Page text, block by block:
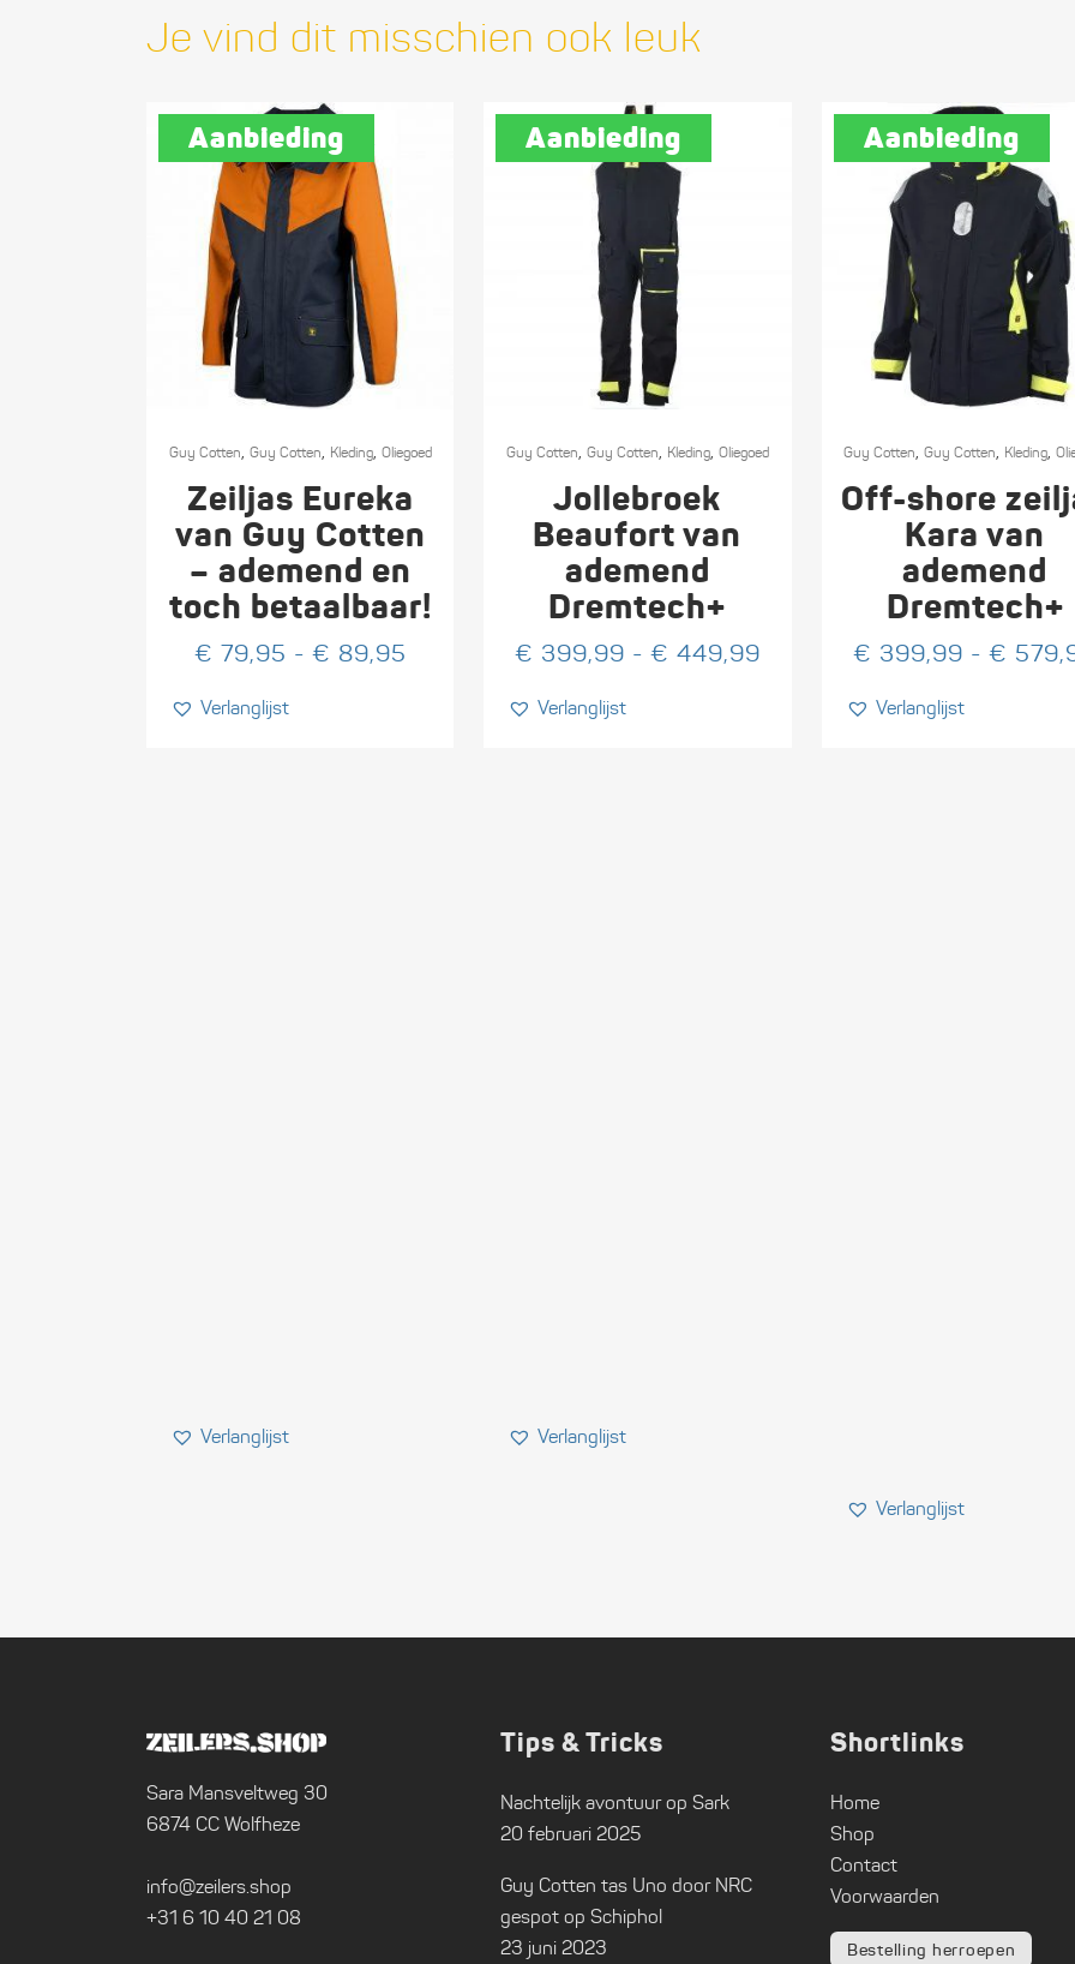
Je vind dit misschien ook leuk
Aanbieding
product
heeft
meerdere
variaties.
optie
worden
Guy Cotten, Guy Cotten, Kleding, Oliegoed
Zeiljas Eureka
van Guy Cotten
– ademend en
toch betaalbaar!
€ 79,95 - € 89,95 Prijsklasse:
Verlanglijst
Aanbieding
product
meerdere
variaties.
worden
Guy Cotten, Guy Cotten, Kleding, Oliegoed
Jollebroek
Beaufort van
ademend
Dremtech+
€ 399,99 - € 449,99Prijsklasse:
Verlanglijst
Aanbieding
product
heeft
meerdere
worden
Guy Cotten,Guy Cotten, Kleding,
Off-shore
Kara van
ademend
Dremtech+
€ 399,99 - €
Verlanglijst
Sara Mansveltweg 30
6874 CC Wolfheze
info@zeilers.shop
+31 6 10 40 21 08
Tips & Tricks
Nachtelijk avontuur op Sark
20 februari 2025
Guy Cotten tas Uno door NRC
gespot op Schiphol
23 juni 2023
Shortlinks
Home
Shop
Contact
Voorwaarden
Bestelling herroepen